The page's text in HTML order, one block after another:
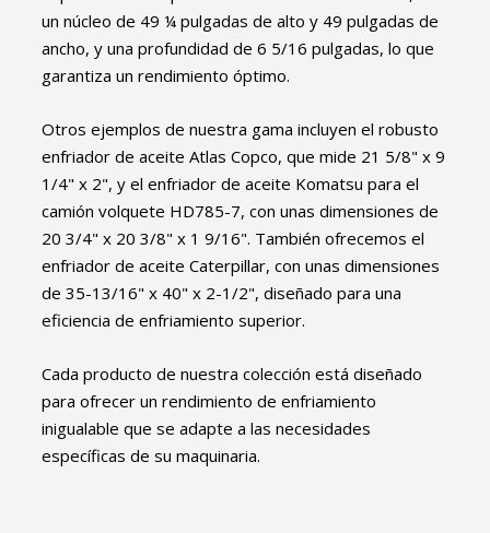
un núcleo de 49 ¼ pulgadas de alto y 49 pulgadas de
ancho, y una profundidad de 6 5/16 pulgadas, lo que
garantiza un rendimiento óptimo.
Otros ejemplos de nuestra gama incluyen el robusto
enfriador de aceite Atlas Copco, que mide 21 5/8" x 9
1/4" x 2", y el enfriador de aceite Komatsu para el
camión volquete HD785-7, con unas dimensiones de
20 3/4" x 20 3/8" x 1 9/16". También ofrecemos el
enfriador de aceite Caterpillar, con unas dimensiones
de 35-13/16" x 40" x 2-1/2", diseñado para una
eficiencia de enfriamiento superior.
Cada producto de nuestra colección está diseñado
para ofrecer un rendimiento de enfriamiento
inigualable que se adapte a las necesidades
específicas de su maquinaria.